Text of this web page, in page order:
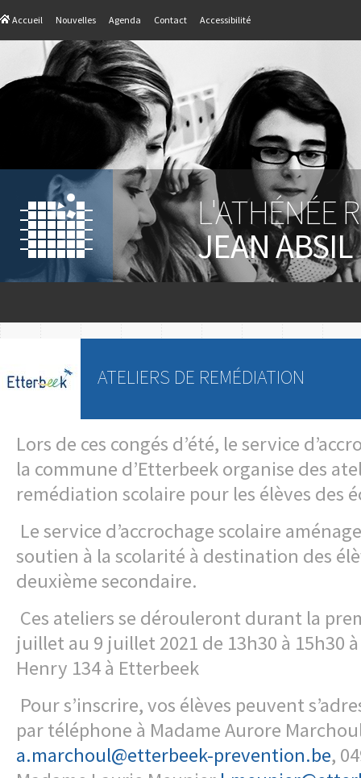
Accueil Nouvelles Agenda Contact Accessibilité
L'ATHÉNÉE
JEAN ABSIL
ATELIERS DE REMÉDIATION
Lors de ces congés d’été, le service
la commune d’Etterbeek organise des
remédiation scolaire pour les élèves des
Le service d’accrochage scolaire
soutien à la scolarité à destination des
deuxième secondaire.
Ces ateliers se dérouleront durant la
juillet au 9 juillet 2021 de 13h30 à 15h30
Henry 134 à Etterbeek
Pour s’inscrire, vos élèves peuvent
par téléphone à Madame Aurore
a.marchoul@etterbeek-prevention.be,